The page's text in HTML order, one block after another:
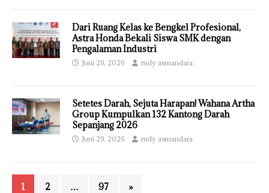
Dari Ruang Kelas ke Bengkel Profesional,
Astra Honda Bekali Siswa SMK dengan
Pengalaman Industri
Juni 29, 2026 rudy asmandara
Setetes Darah, Sejuta Harapan! Wahana Artha
Group Kumpulkan 132 Kantong Darah
Sepanjang 2026
Juni 29, 2026 rudy asmandara
1 2 … 97 »